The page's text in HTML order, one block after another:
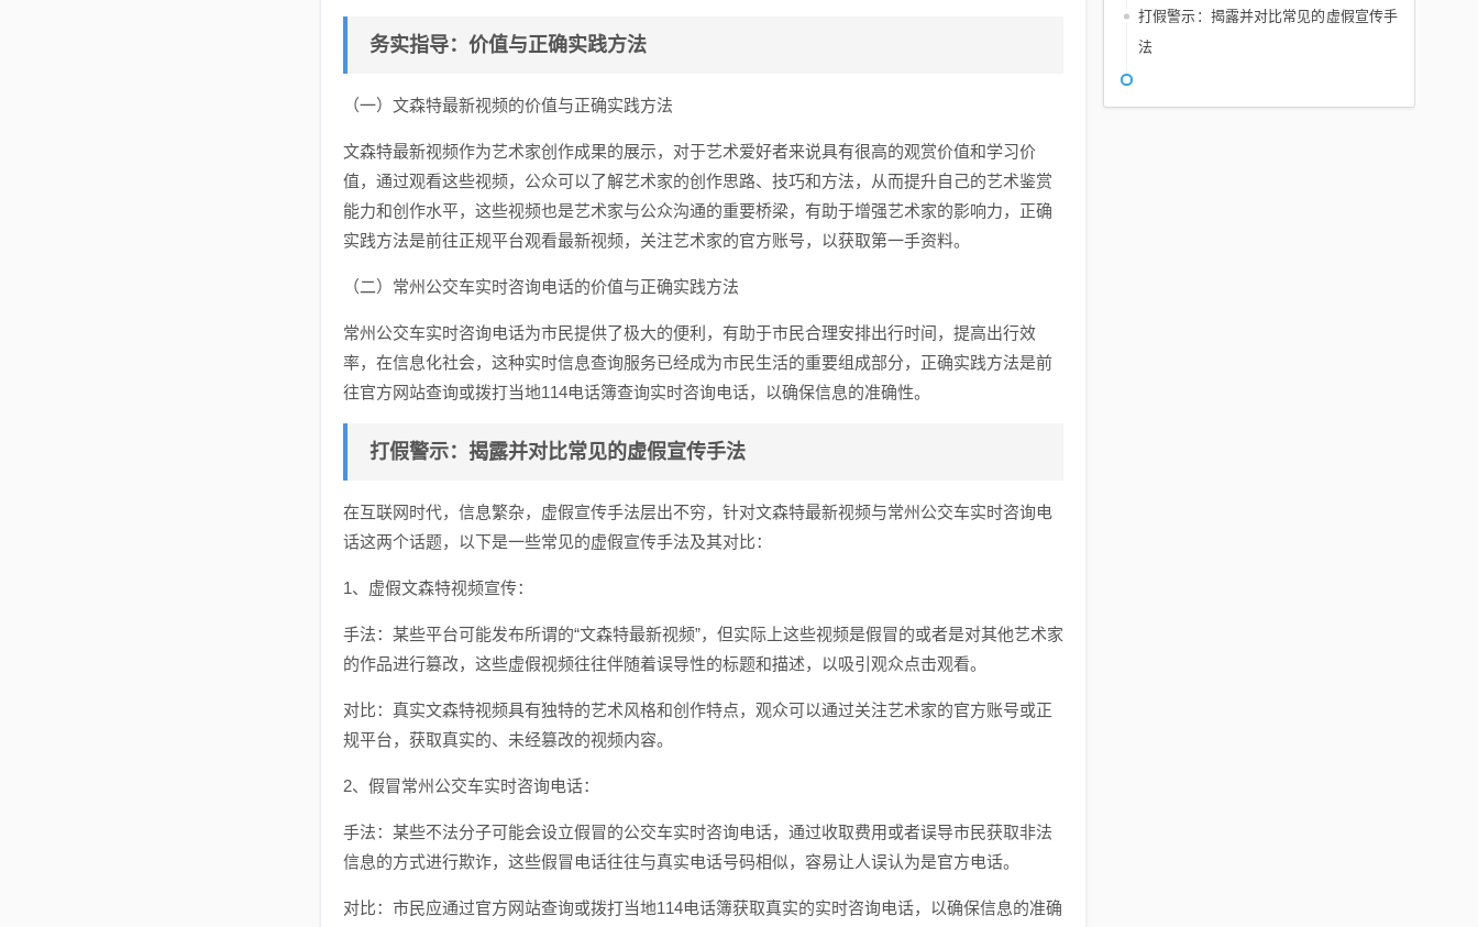
务实指导：价值与正确实践方法
（一）文森特最新视频的价值与正确实践方法
文森特最新视频作为艺术家创作成果的展示，对于艺术爱好者来说具有很高的观赏价值和学习价
值，通过观看这些视频，公众可以了解艺术家的创作思路、技巧和方法，从而提升自己的艺术鉴赏
能力和创作水平，这些视频也是艺术家与公众沟通的重要桥梁，有助于增强艺术家的影响力，正确
实践方法是前往正规平台观看最新视频，关注艺术家的官方账号，以获取第一手资料。
（二）常州公交车实时咨询电话的价值与正确实践方法
常州公交车实时咨询电话为市民提供了极大的便利，有助于市民合理安排出行时间，提高出行效
率，在信息化社会，这种实时信息查询服务已经成为市民生活的重要组成部分，正确实践方法是前
往官方网站查询或拨打当地114电话簿查询实时咨询电话，以确保信息的准确性。
打假警示：揭露并对比常见的虚假宣传手法
在互联网时代，信息繁杂，虚假宣传手法层出不穷，针对文森特最新视频与常州公交车实时咨询电
话这两个话题，以下是一些常见的虚假宣传手法及其对比：
1、虚假文森特视频宣传：
手法：某些平台可能发布所谓的“文森特最新视频”，但实际上这些视频是假冒的或者是对其他艺术家
的作品进行篡改，这些虚假视频往往伴随着误导性的标题和描述，以吸引观众点击观看。
对比：真实文森特视频具有独特的艺术风格和创作特点，观众可以通过关注艺术家的官方账号或正
规平台，获取真实的、未经篡改的视频内容。
2、假冒常州公交车实时咨询电话：
手法：某些不法分子可能会设立假冒的公交车实时咨询电话，通过收取费用或者误导市民获取非法
信息的方式进行欺诈，这些假冒电话往往与真实电话号码相似，容易让人误认为是官方电话。
对比：市民应通过官方网站查询或拨打当地114电话簿获取真实的实时咨询电话，以确保信息的准确
打假警示：揭露并对比常见的虚假宣传手
法